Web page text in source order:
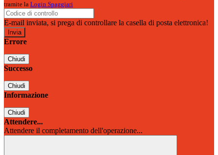
tramite la Login Spaggiari
E-mail inviata, si prega di controllare la casella di posta elettronica!
Errore
Chiudi
Successo
Chiudi
Informazione
Chiudi
Attendere...
Attendere il completamento dell'operazione...